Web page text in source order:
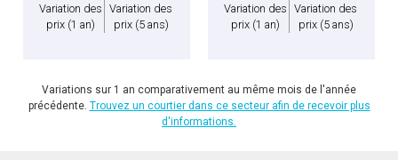
Variation des
prix (1 an)
Variation des
prix (5 ans)
Variation des
prix (1 an)
Variation des
prix (5 ans)
Variations sur 1 an comparativement au même mois de l'année
précédente. Trouvez un courtier dans ce secteur afin de recevoir plus
d'informations.